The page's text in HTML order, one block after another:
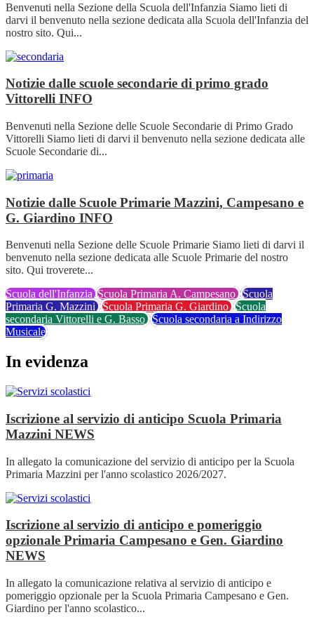
Benvenuti nella Sezione della Scuola dell'Infanzia Siamo lieti di
darvi il benvenuto nella sezione dedicata alla Scuola dell'Infanzia del
nostro sito. Qui...
Notizie dalle scuole secondarie di primo grado
Vittorelli INFO
Benvenuti nella Sezione delle Scuole Secondarie di Primo Grado
Vittorelli Siamo lieti di darvi il benvenuto nella sezione dedicata alle
Scuole Secondarie di...
Notizie dalle Scuole Primarie Mazzini, Campesano e
G. Giardino INFO
Benvenuti nella Sezione delle Scuole Primarie Siamo lieti di darvi il
benvenuto nella sezione dedicata alle Scuole Primarie del nostro
sito. Qui troverete...
Scuola dell'InfanziaScuola Primaria A. Campesano Scuola
Primaria G. Mazzini Scuola Primaria G. Giardino Scuola
secondaria Vittorelli e G. Basso Scuola secondaria a Indirizzo
Musicale
In evidenza
Iscrizione al servizio di anticipo Scuola Primaria
Mazzini NEWS
In allegato la comunicazione del servizio di anticipo per la Scuola
Primaria Mazzini per l'anno scolastico 2026/2027.
Iscrizione al servizio di anticipo e pomeriggio
opzionale Primaria Campesano e Gen. Giardino
NEWS
In allegato la comunicazione relativa al servizio di anticipo e
pomeriggio opzionale per la Scuola Primaria Campesano e Gen.
Giardino per l'anno scolastico...